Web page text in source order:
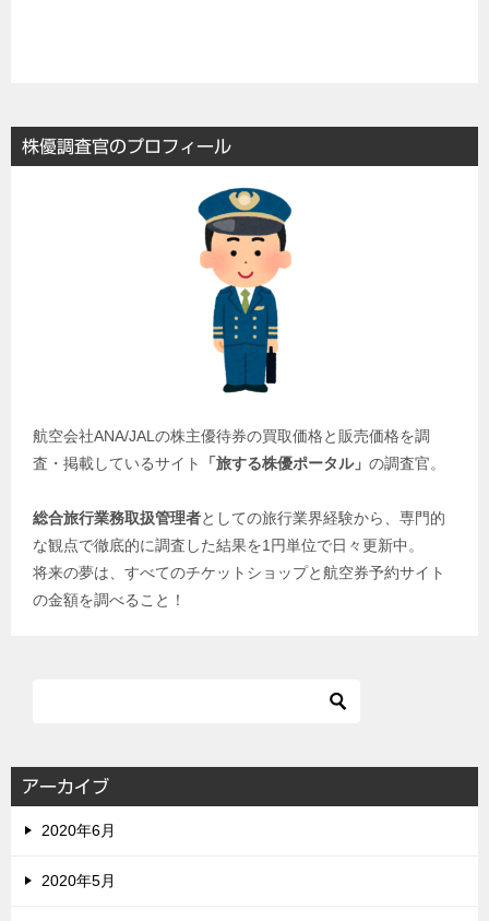
株優調査官のプロフィール
航空会社ANA/JALの株主優待券の買取価格と販売価格を調
査・掲載しているサイト
「旅する株優ポータル」 の調査官。
総合旅行業務取扱管理者としての旅行業界経験から、専門的
な観点で徹底的に調査した結果を1円単位で日々更新中。
将来の夢は、すべてのチケットショップと航空券予約サイト
の金額を調べること！
アーカイブ
2020年6月
2020年5月